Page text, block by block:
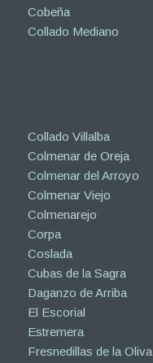
Cobeña
Collado Mediano
Collado Villalba
Colmenar de Oreja
Colmenar del Arroyo
Colmenar Viejo
Colmenarejo
Corpa
Coslada
Cubas de la Sagra
Daganzo de Arriba
El Escorial
Estremera
Fresnedillas de la Oliva